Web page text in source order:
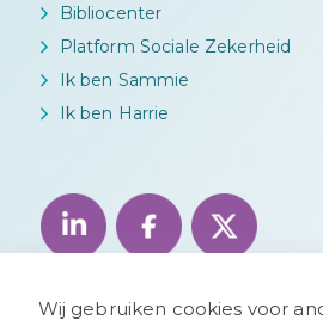
Bibliocenter
Platform Sociale Zekerheid
Ik ben Sammie
Ik ben Harrie
Wij gebruiken cookies voor